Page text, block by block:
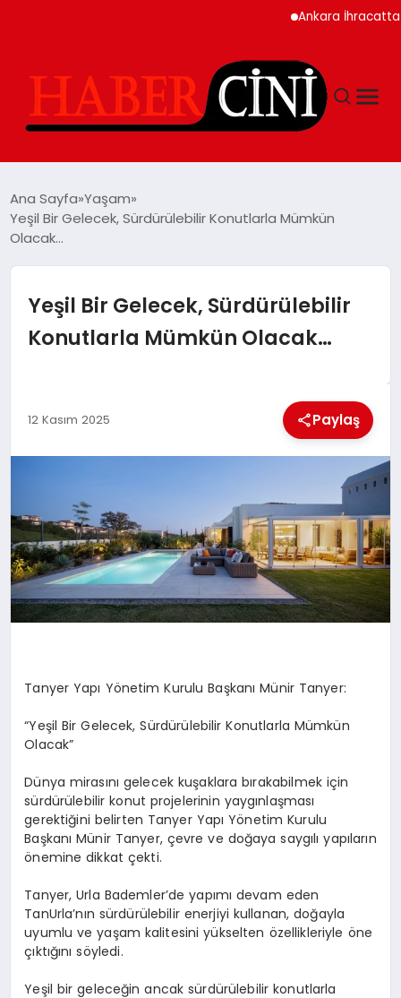
Ankara İhracatta
YAŞAM
GÜNCEL
TEKNOLOJI
GENEL
EKONOMI
YEREL HABERLER
GÜNDEM
Ana Sayfa Yaşam
Yeşil Bir Gelecek, Sürdürülebilir Konutlarla Mümkün
Olacak…
Yeşil Bir Gelecek, Sürdürülebilir
Konutlarla Mümkün Olacak…
12 Kasım 2025 Paylaş
Tanyer Yapı Yönetim Kurulu Başkanı Münir Tanyer:
“Yeşil Bir Gelecek, Sürdürülebilir Konutlarla Mümkün
Olacak”
Dünya mirasını gelecek kuşaklara bırakabilmek için
sürdürülebilir konut projelerinin yaygınlaşması
gerektiğini belirten Tanyer Yapı Yönetim Kurulu
Başkanı Münir Tanyer, çevre ve doğaya saygılı yapıların
önemine dikkat çekti.
Tanyer, Urla Bademler’de yapımı devam eden
TanUrla’nın sürdürülebilir enerjiyi kullanan, doğayla
uyumlu ve yaşam kalitesini yükselten özellikleriyle öne
çıktığını söyledi.
Yeşil bir geleceğin ancak sürdürülebilir konutlarla